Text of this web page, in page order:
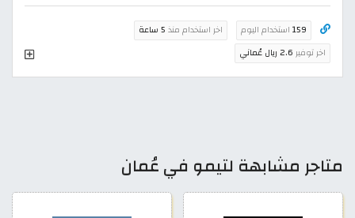
159 استخدام اليوم اخر استخدام منذ 5 ساعة
اخر توفير 2.6 ريال عُماني
متاجر مشابهة لتيمو في عُمان